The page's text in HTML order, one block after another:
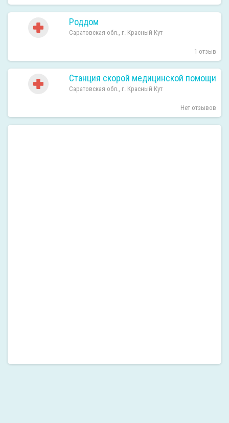
Роддом
Саратовская обл., г. Красный Кут
1 отзыв
Станция скорой медицинской помощи
Саратовская обл., г. Красный Кут
Нет отзывов